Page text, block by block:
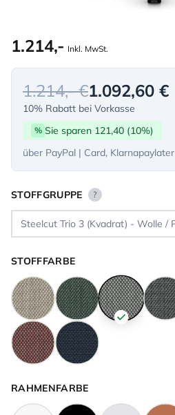
1.214,- Inkl. MwSt.
1.214,- €1.092,60 €
10% Rabatt bei Vorkasse
% Sie sparen 121,40 (10%)
über PayPal | Card, Klarnapaylater
STOFFGRUPPE ?
STOFFFARBE
RAHMENFARBE